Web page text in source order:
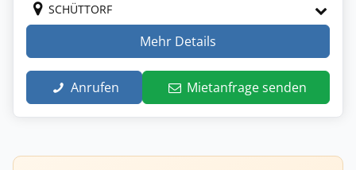
SCHÜTTORF
Mehr Details
Anrufen Mietanfrage senden